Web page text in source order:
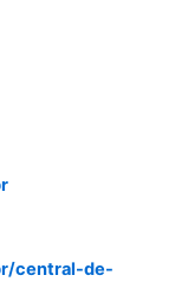
central-de-